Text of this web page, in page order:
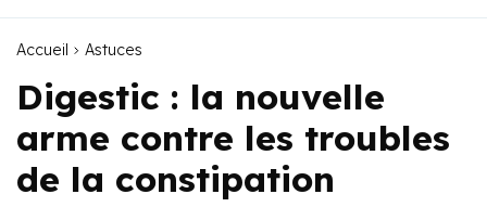
Accueil Astuces
Digestic : la nouvelle
arme contre les troubles
de la constipation